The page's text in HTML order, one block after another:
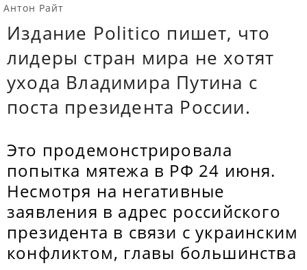
Антон Райт
Издание Politico пишет, что
лидеры стран мира не хотят
ухода Владимира Путина с
поста президента России.
Это продемонстрировала
попытка мятежа в РФ 24 июня.
Несмотря на негативные
заявления в адрес российского
президента в связи с украинским
конфликтом, главы большинства